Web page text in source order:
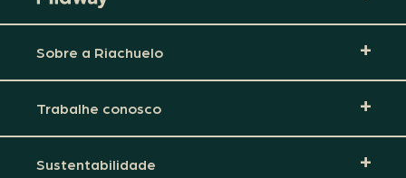
Sobre a Riachuelo
Trabalhe conosco
Sustentabilidade